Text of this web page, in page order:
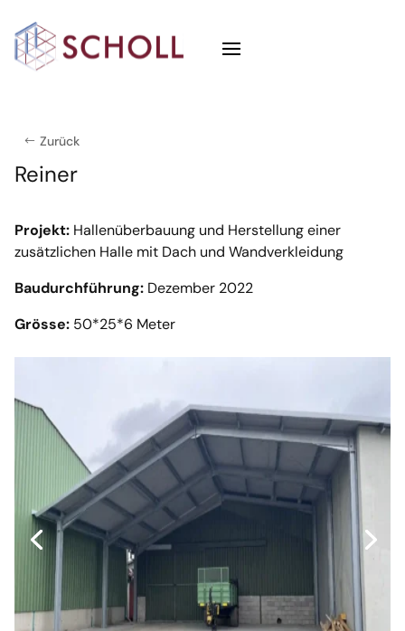
Zurück
Reiner
Projekt: Hallenüberbauung und Herstellung einer
zusätzlichen Halle mit Dach und Wandverkleidung
Baudurchführung: Dezember 2022
Grösse: 50*25*6 Meter